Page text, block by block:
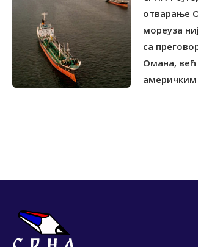
отварање
мореуза
са
Омана, већ
америчким